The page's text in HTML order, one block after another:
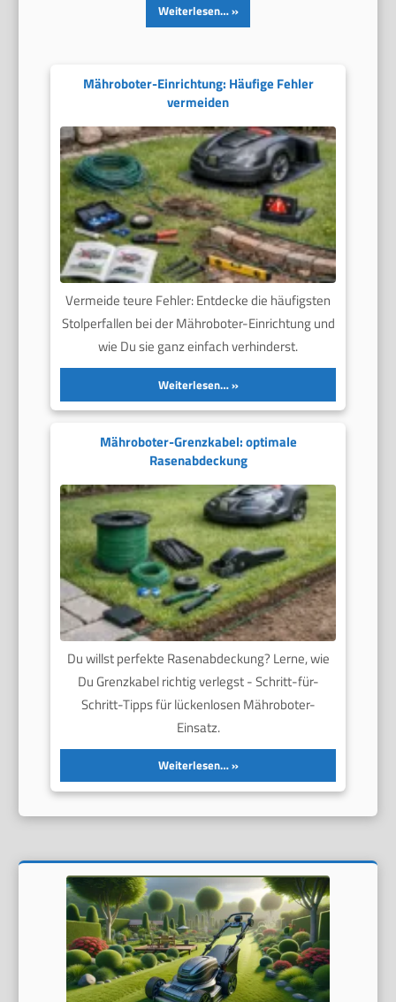
Weiterlesen…
Mähroboter-Einrichtung: Häufige Fehler
vermeiden
Vermeide teure Fehler: Entdecke die häufigsten
Stolperfallen bei der Mähroboter-Einrichtung und
wie Du sie ganz einfach verhinderst.
Weiterlesen…
Mähroboter-Grenzkabel: optimale
Rasenabdeckung
Du willst perfekte Rasenabdeckung? Lerne, wie
Du Grenzkabel richtig verlegst - Schritt-für-
Schritt-Tipps für lückenlosen Mähroboter-
Einsatz.
Weiterlesen…